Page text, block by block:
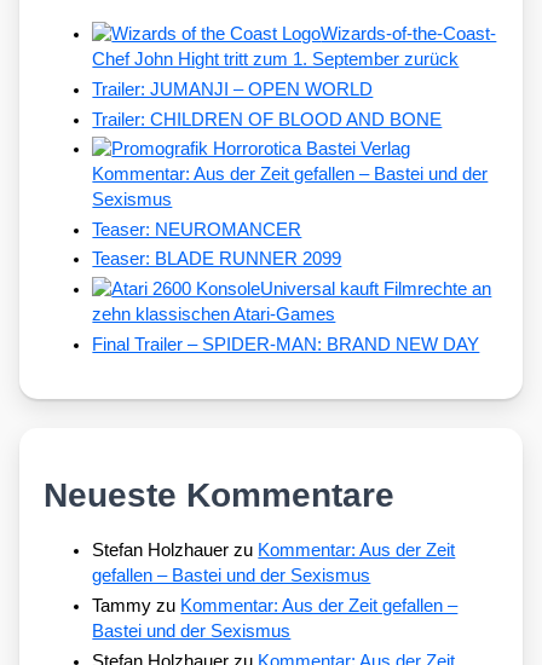
Wizards-of-the-Coast-
Chef John Hight tritt zum 1. September zurück
Trailer: JUMANJI – OPEN WORLD
Trailer: CHILDREN OF BLOOD AND BONE
Kommentar: Aus der Zeit gefallen – Bastei und der
Sexismus
Teaser: NEUROMANCER
Teaser: BLADE RUNNER 2099
Universal kauft Filmrechte an
zehn klassischen Atari-Games
Final Trailer – SPIDER-MAN: BRAND NEW DAY
Neueste Kommentare
Stefan Holzhauer zu Kommentar: Aus der Zeit
gefallen – Bastei und der Sexismus
Tammy zu Kommentar: Aus der Zeit gefallen –
Bastei und der Sexismus
Stefan Holzhauer zu Kommentar: Aus der Zeit